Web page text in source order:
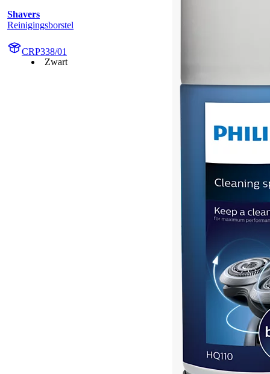
Shavers
Reinigingsborstel
CRP338/01
Zwart